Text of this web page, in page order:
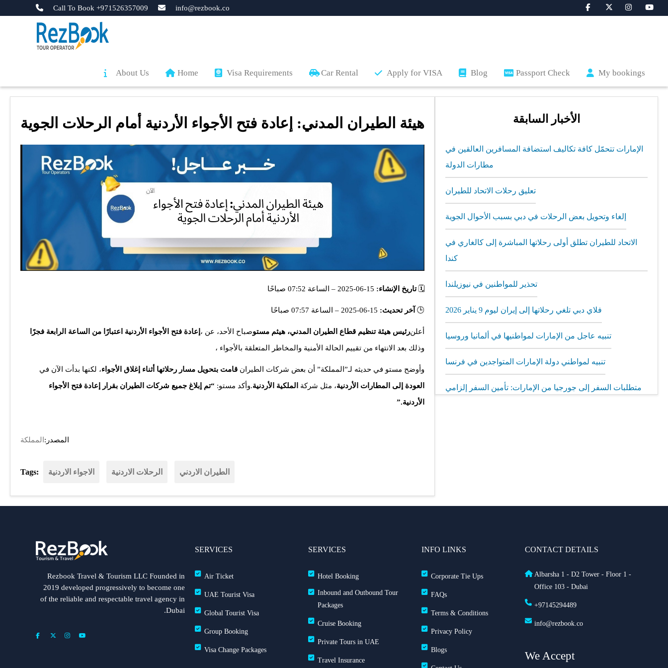
Call To Book +971526357009 info@rezbook.co
About Us Home Visa Requirements Car Rental Apply for VISA Blog Passport Check My bookings
هيئة الطيران المدني: إعادة فتح الأجواء الأردنية أمام الرحلات الجوية
🗓️تاريخ الإنشاء:
🕒 آخر تحديث:
أعلنرئيس هيئة تنظيم قطاع الطيران المدني، هيثم مستو، صباح الأحد، عن إعادة فتح الأجواء الأردنية اعتبارًا من الساعة الرابعة فجرًا
، وذلك بعد الانتهاء من تقييم الحالة الأمنية والمخاطر المتعلقة بالأجواء
وأوضح مستو في حديثه لـ”المملكة” أن بعض شركات الطيران قامت بتحويل مسار رحلاتها أثناء إغلاق الأجواء، لكنها بدأت الآن في
العودة إلى المطارات الأردنية، مثل شركة الملكية الأردنية.وأكد مستو: “تم إبلاغ جميع شركات الطيران بقرار إعادة فتح الأجواء
الأردنية.”
المصدر: المملكة
Tags: الاجواء الاردنية الرحلات الاردنية الطيران الاردني
الأخبار السابقة
الإمارات تتحمّل كافة تكاليف استضافة المسافرين العالقين في
مطارات الدولة
تعليق رحلات الاتحاد للطيران
إلغاء وتحويل بعض الرحلات في دبي بسبب الأحوال الجوية
الاتحاد للطيران تطلق أولى رحلاتها المباشرة إلى كالغاري في
كندا
تحذير للمواطنين في نيوزيلندا
فلاي دبي تلغي رحلاتها إلى إيران ليوم 9 يناير 2026
تنبيه عاجل من الإمارات لمواطنيها في ألمانيا وروسيا
تنبيه لمواطني دولة الإمارات المتواجدين في فرنسا
متطلبات السفر إلى جورجيا من الإمارات: تأمين السفر إلزامي
عرض طيران الإمارات إلى دبي | عشاء بحري وزيارة فنية مجاناً
طيران الإمارات تشغّل رحلاتها إلى بغداد
طيران الإمارات تطلق بطاقة إيميريتس آسيا باس لرحلات
بث مباشر للحفل الرسمي لعيد الاتحاد الـ 54
Rezbook Travel & Tourism LLC Founded in
2019 developed progressively to become one
of the reliable and respectable travel agency in
Dubai.
SERVICES
Air Ticket
UAE Tourist Visa
Global Tourist Visa
Group Booking
Visa Change Packages
SERVICES
Hotel Booking
Inbound and Outbound Tour
Packages
Cruise Booking
Private Tours in UAE
Travel Insurance
INFO LINKS
Corporate Tie Ups
FAQs
Terms & Conditions
Privacy Policy
Blogs
CONTACT DETAILS
Albarsha 1 - D2 Tower - Floor 1 -
Office 103 - Dubai
+97145294489
info@rezbook.co
We Accept